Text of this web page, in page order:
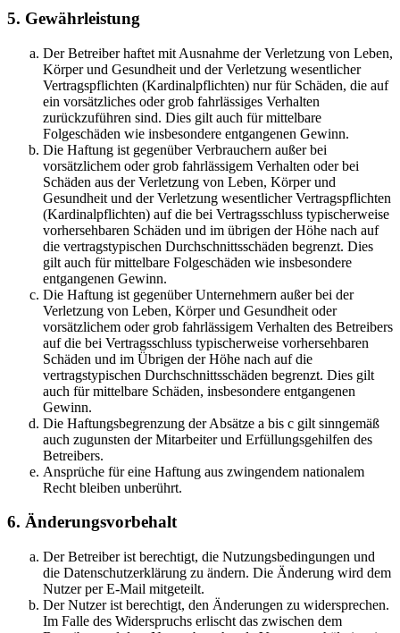
5. Gewährleistung
Der Betreiber haftet mit Ausnahme der Verletzung von Leben,
Körper und Gesundheit und der Verletzung wesentlicher
Vertragspflichten (Kardinalpflichten) nur für Schäden, die auf
ein vorsätzliches oder grob fahrlässiges Verhalten
zurückzuführen sind. Dies gilt auch für mittelbare
Folgeschäden wie insbesondere entgangenen Gewinn.
Die Haftung ist gegenüber Verbrauchern außer bei
vorsätzlichem oder grob fahrlässigem Verhalten oder bei
Schäden aus der Verletzung von Leben, Körper und
Gesundheit und der Verletzung wesentlicher Vertragspflichten
(Kardinalpflichten) auf die bei Vertragsschluss typischerweise
vorhersehbaren Schäden und im übrigen der Höhe nach auf
die vertragstypischen Durchschnittsschäden begrenzt. Dies
gilt auch für mittelbare Folgeschäden wie insbesondere
entgangenen Gewinn.
Die Haftung ist gegenüber Unternehmern außer bei der
Verletzung von Leben, Körper und Gesundheit oder
vorsätzlichem oder grob fahrlässigem Verhalten des Betreibers
auf die bei Vertragsschluss typischerweise vorhersehbaren
Schäden und im Übrigen der Höhe nach auf die
vertragstypischen Durchschnittsschäden begrenzt. Dies gilt
auch für mittelbare Schäden, insbesondere entgangenen
Gewinn.
Die Haftungsbegrenzung der Absätze a bis c gilt sinngemäß
auch zugunsten der Mitarbeiter und Erfüllungsgehilfen des
Betreibers.
Ansprüche für eine Haftung aus zwingendem nationalem
Recht bleiben unberührt.
6. Änderungsvorbehalt
Der Betreiber ist berechtigt, die Nutzungsbedingungen und
die Datenschutzerklärung zu ändern. Die Änderung wird dem
Nutzer per E-Mail mitgeteilt.
Der Nutzer ist berechtigt, den Änderungen zu widersprechen.
Im Falle des Widerspruchs erlischt das zwischen dem